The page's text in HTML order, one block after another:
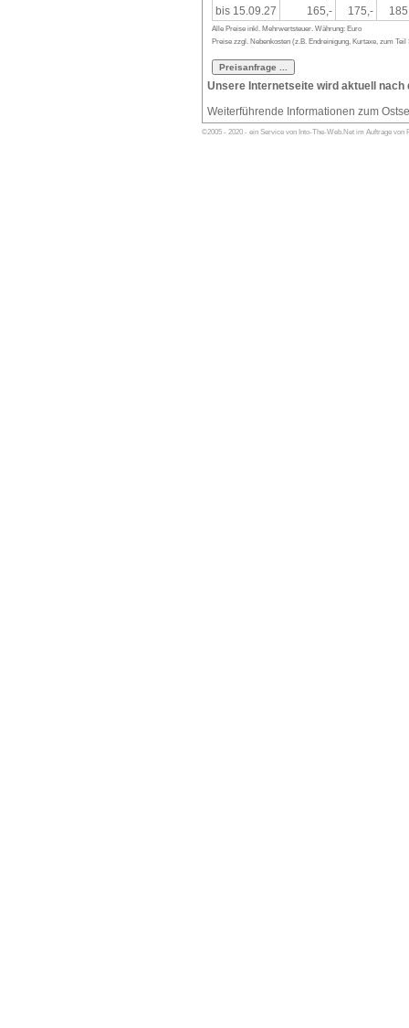
bis 15.09.27
165,- 175,-
Alle Preise inkl. Mehrwertsteuer. Währung: Euro
Preise zzgl. Nebenkosten (z.B. Endreinigung, Kurtaxe, zum Teil
Unsere Internetseite wird aktuell
Weiterführende Informationen zum
©2005 - 2020 - ein Service von Into-The-Web.Net im Auftrage